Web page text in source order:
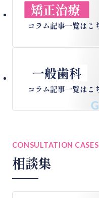
CONSULTATION CASES
相談集